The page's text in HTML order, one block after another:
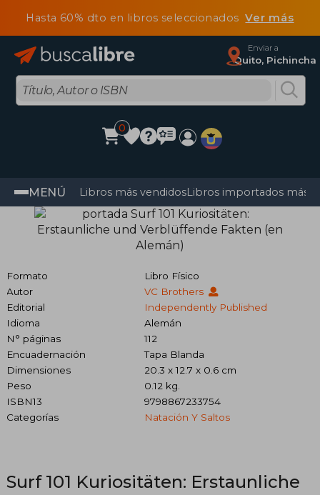
Hasta 60% dto en libros seleccionadosVer más
Enviar a
Quito, Pichincha
0
MENÚ Libros más vendidosLibros importados más
Formato
Libro Físico
Autor
VC Brothers
Editorial
Independently Published
Idioma
Alemán
N° páginas
112
Encuadernación
Tapa Blanda
Dimensiones
20.3 x 12.7 x 0.6 cm
Peso
0.12 kg.
ISBN13
9798867233754
Categorías
Natación Y Saltos
Surf 101 Kuriositäten: Erstaunliche